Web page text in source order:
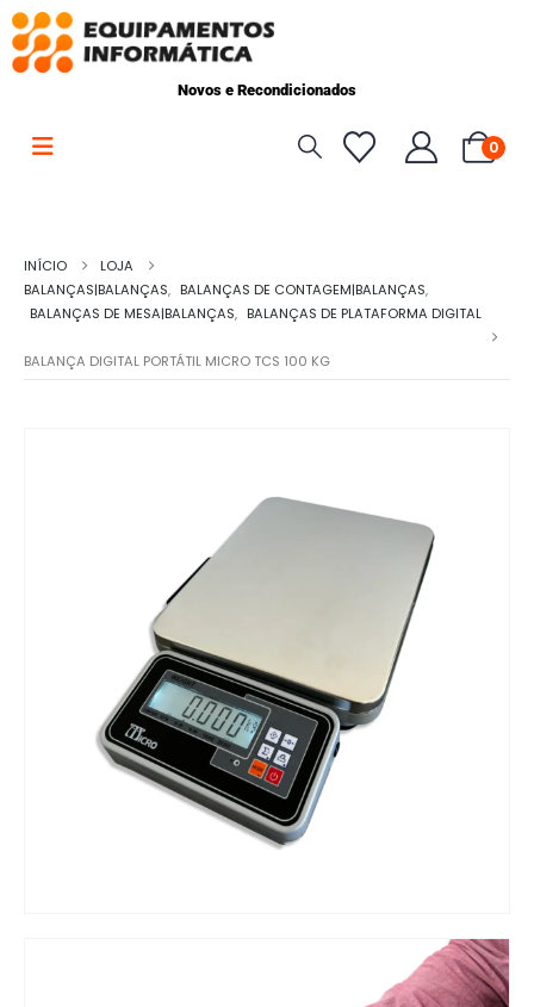
Novos e Recondicionados
0
INÍCIO
LOJA
BALANÇAS|BALANÇAS, BALANÇAS DE CONTAGEM|BALANÇAS,
BALANÇAS DE MESA|BALANÇAS, BALANÇAS DE PLATAFORMA DIGITAL
BALANÇA DIGITAL PORTÁTIL MICRO TCS 100 KG